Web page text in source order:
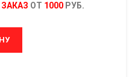
ОТ 1000 РУБ.